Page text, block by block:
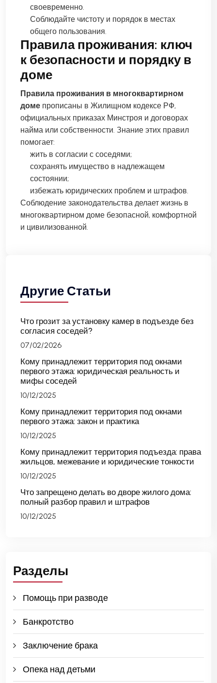
своевременно.
Соблюдайте чистоту и порядок в местах
общего пользования.
Правила проживания: ключ
к безопасности и порядку в
доме
Правила проживания в многоквартирном
доме прописаны в Жилищном кодексе РФ,
официальных приказах Минстроя и договорах
найма или собственности. Знание этих правил
помогает:
жить в согласии с соседями;
сохранять имущество в надлежащем
состоянии;
избежать юридических проблем и штрафов.
Соблюдение законодательства делает жизнь в
многоквартирном доме безопасной, комфортной
и цивилизованной.
Другие Статьи
Что грозит за установку камер в подъезде без
согласия соседей?
07/02/2026
Кому принадлежит территория под окнами
первого этажа: юридическая реальность и
мифы соседей
10/12/2025
Кому принадлежит территория под окнами
первого этажа: закон и практика
10/12/2025
Кому принадлежит территория подъезда: права
жильцов, межевание и юридические тонкости
10/12/2025
Что запрещено делать во дворе жилого дома:
полный разбор правил и штрафов
10/12/2025
Разделы
Помощь при разводе
Банкротство
Заключение брака
Опека над детьми